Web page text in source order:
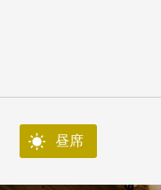
昼席